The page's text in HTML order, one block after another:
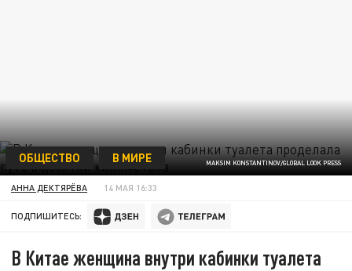
MAKSIM KONSTANTINOV/GLOBAL LOOK PRESS
ОБЩЕСТВО В МИРЕ
АННА ДЕКТЯРЁВА 14 МАЯ 16:33
ПОДПИШИТЕСЬ:
В Китае женщина внутри кабинки туалета